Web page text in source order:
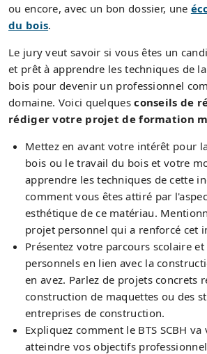
ou encore, avec un bon dossier, une
du bois.
Le jury veut savoir si vous êtes un
et prêt à apprendre les techniques de
bois pour devenir un professionnel
domaine. Voici quelquesconseils de
rédiger votre projet de formation
Mettez en avant votre intérêt pour
bois ou le travail du bois et votre
apprendre les techniques de cette
comment vous êtes attiré par
esthétique de ce matériau.
projet personnel qui a renforcé cet
Présentez votre parcours scolaire
personnels en lien avec la
en avez. Parlez de projets concrets
construction de maquettes ou des
entreprises de construction.
Expliquez comment le BTS SCBH
atteindre vos objectifs